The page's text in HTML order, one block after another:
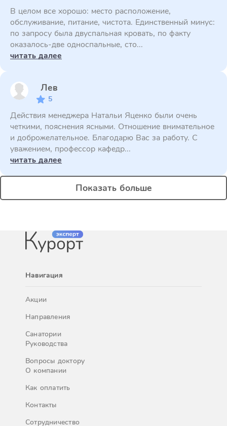
В целом все хорошо: место расположение,
обслуживание, питание, чистота. Единственный минус:
по запросу была двуспальная кровать, по факту
оказалось-две односпальные, сто...
читать далее
Лев
5
Действия менеджера Натальи Яценко были очень
четкими, пояснения ясными. Отношение внимательное
и доброжелательное. Благодарю Вас за работу. С
уважением, профессор кафедр...
читать далее
Показать больше
Навигация
Акции
Направления
Санатории
Руководства
Вопросы доктору
О компании
Как оплатить
Контакты
Сотрудничество